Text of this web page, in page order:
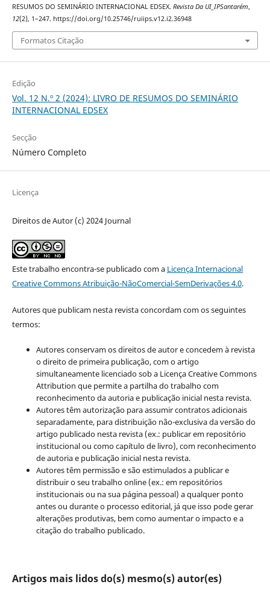
RESUMOS DO SEMINÁRIO INTERNACIONAL EDSEX. Revista Da UI_IPSantarém,
12(2), 1–247. https://doi.org/10.25746/ruiips.v12.i2.36948
Formatos Citação
Edição
Vol. 12 N.º 2 (2024): LIVRO DE RESUMOS DO SEMINÁRIO
INTERNACIONAL EDSEX
Secção
Número Completo
Licença
Direitos de Autor (c) 2024 Journal
Este trabalho encontra-se publicado com a Licença Internacional
Creative Commons Atribuição-NãoComercial-SemDerivações 4.0.
Autores que publicam nesta revista concordam com os seguintes
termos:
Autores conservam os direitos de autor e concedem à revista
o direito de primeira publicação, com o artigo
simultaneamente licenciado sob a Licença Creative Commons
Attribution que permite a partilha do trabalho com
reconhecimento da autoria e publicação inicial nesta revista.
Autores têm autorização para assumir contratos adicionais
separadamente, para distribuição não-exclusiva da versão do
artigo publicado nesta revista (ex.: publicar em repositório
institucional ou como capítulo de livro), com reconhecimento
de autoria e publicação inicial nesta revista.
Autores têm permissão e são estimulados a publicar e
distribuir o seu trabalho online (ex.: em repositórios
institucionais ou na sua página pessoal) a qualquer ponto
antes ou durante o processo editorial, já que isso pode gerar
alterações produtivas, bem como aumentar o impacto e a
citação do trabalho publicado.
Artigos mais lidos do(s) mesmo(s) autor(es)